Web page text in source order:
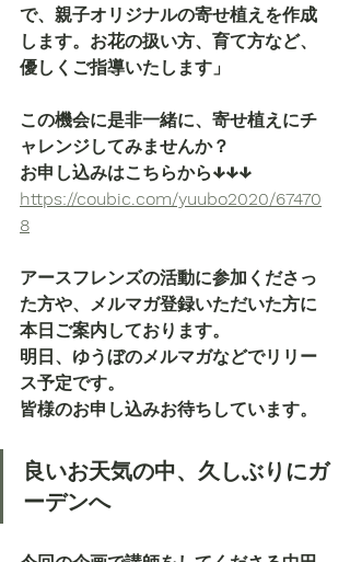
で、親子オリジナルの寄せ植えを作成
します。お花の扱い方、育て方など、
優しくご指導いたします」
この機会に是非一緒に、寄せ植えにチ
ャレンジしてみませんか？
お申し込みはこちらから↓↓↓
https://coubic.com/yuubo2020/67470
8
アースフレンズの活動に参加くださっ
た方や、メルマガ登録いただいた方に
本日ご案内しております。
明日、ゆうぼのメルマガなどでリリー
ス予定です。
皆様のお申し込みお待ちしています。
良いお天気の中、久しぶりにガ
ーデンへ